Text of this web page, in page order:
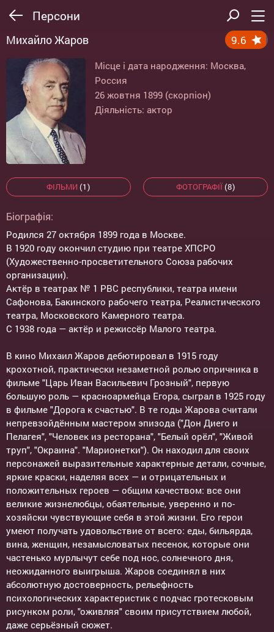
Персони
Михайло Жаров 9.6
Місце і дата народження: Москва,
Россия
26 жовтня 1899 (скорпіон)
Діяльність: актор
ФІЛЬМИ (1) ФОТОГРАФІЇ(8)
Біографія:
Родился 27 октября 1899 года в Москве.
В 1920 году окончил студию при театре ХПСРО
(Художественно-просветительного Союза рабочих
организации).
Актёр в театрах № 1 РВС республики, театра имени
Сафонова, Бакинского рабочего театра, Реалистического
театра, Московского Камерного театра.
С 1938 года — актёр и режиссёр Малого театра.
В кино Михаил Жаров дебютировал в 1915 году
крохотной, практически незаметной ролью опричника в
фильме "Царь Иван Васильевич Грозный", первую
большую роль — красноармейца Егора, сыграл в 1925 году
в фильме "Дорога к счастью". В те годы Жарова считали
непревзойдённым мастером эпизода ("Дон Диего и
Пелагея", "Человек из ресторана", "Белый орёл", "Живой
труп", "Окраина". "Марионетки"). Он находил для своих
персонажей выразительные характерные детали, сочные,
яркие краски, наделяя всех — и отрицательных и
положительных героев — общим качеством: все они
великие жизнелюбцы, обаятельные, уверенно и по-
хозяйски чувствующие себя в этой жизни. Его герои
умеют получать удовольствие от всего: еды, бильярда,
вина, женщин, незамысловатых песенок, которые они
частенько мурлычут себе под нос, солнечного дня,
неожиданного выигрыша. Жаров соединял в них
абсолютную достоверность, рельефность
психологических характеристик с подчас гротесковым
рисунком роли, "оживляя" своим присутствием любой,
даже серьёзный сюжет.